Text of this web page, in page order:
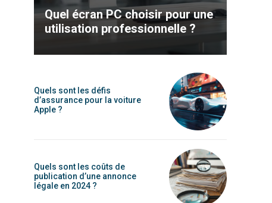
Quel écran PC choisir pour une
utilisation professionnelle ?
Quels sont les défis
d’assurance pour la voiture
Apple ?
Quels sont les coûts de
publication d’une annonce
légale en 2024 ?